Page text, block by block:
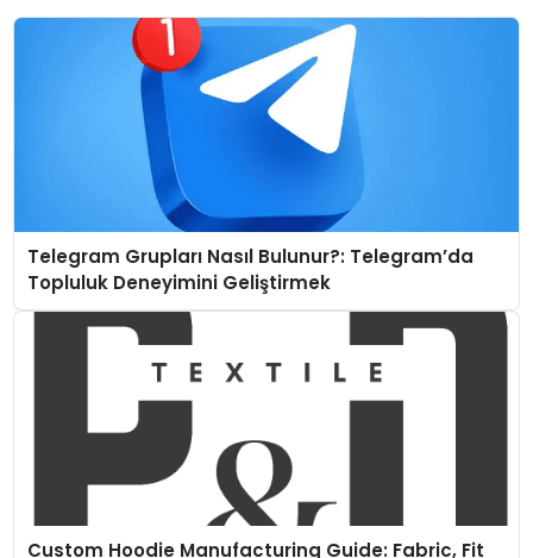
Telegram Grupları Nasıl Bulunur?: Telegram’da
Topluluk Deneyimini Geliştirmek
Custom Hoodie Manufacturing Guide: Fabric, Fit